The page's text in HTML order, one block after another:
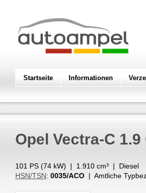
Startseite Informationen
Opel Vectra-C 1.9
101 PS (74 kW) | 1.910 cm³ | Diesel
HSN/TSN: 0035/ACO | Amtliche